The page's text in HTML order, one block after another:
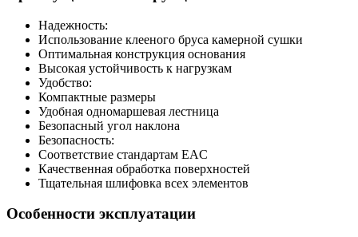
Надежность:
Использование клееного бруса камерной сушки
Оптимальная конструкция основания
Высокая устойчивость к нагрузкам
Удобство:
Компактные размеры
Удобная одномаршевая лестница
Безопасный угол наклона
Безопасность:
Соответствие стандартам EAC
Качественная обработка поверхностей
Тщательная шлифовка всех элементов
Особенности эксплуатации